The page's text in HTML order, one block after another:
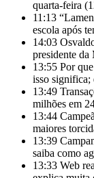
quarta-feira
11:13
escola após
14:03
presidente da
13:55 Por
isso significa;
13:49
milhões em
13:44
maiores
13:39
saiba como
13:33 Web